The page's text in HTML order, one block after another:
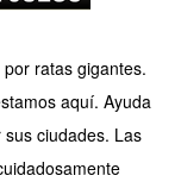
ratas gigantes.
aquí. Ayuda
ciudades. Las